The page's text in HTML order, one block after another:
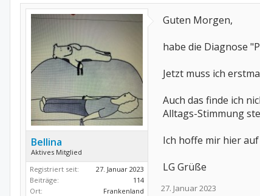
Bellina
Aktives Mitglied
Registriert seit:
27. Januar 2023
Beiträge:
114
Ort:
Frankenland
Guten Morgen,
habe die Diagnose
Jetzt muss ich
Auch das finde ich
Alltags-Stimmung
Ich hoffe mir hier
LG Grüße
27. Januar 2023